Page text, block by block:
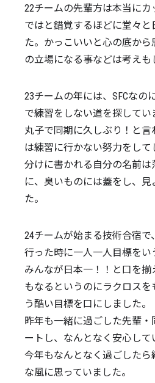
22チームの先輩方は本当に
ではと錯覚するほどに堂々
た。かっこいいと心の底か
の立場になる事などは考えも
23チームの年には、SFCなの
で練習をしない道を探してい
丸子で同期に久しぶり！と
は練習に行かない努力をし
分けに書かれる自分の名前は
に、臭いものには蓋をし、見
た。
24チームが始まる技術合宿で
行った時に一人一人目標をい
みんなが日本一！！と口を揃
もなるというのにラクロス
う酷い目標を口にしました。
昨年も一緒に過ごした先輩
ートし、なんとなく安心して
今年もなんとなく過ごしたら
な風に思っていました。